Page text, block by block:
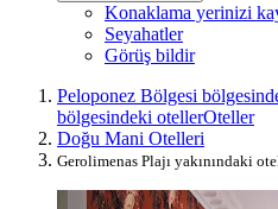
Konaklama yerinizi
Seyahatler
Görüş bildir
Peloponez Bölgesi
bölgesindeki otellerOteller
Doğu Mani Otelleri
Gerolimenas Plajı yakınındaki